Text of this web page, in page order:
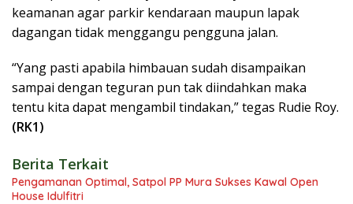
keamanan agar parkir kendaraan maupun lapak
dagangan tidak menggangu pengguna jalan.
“Yang pasti apabila himbauan sudah disampaikan
sampai dengan teguran pun tak diindahkan maka
tentu kita dapat mengambil tindakan,” tegas Rudie Roy.
(RK1)
Berita Terkait
Pengamanan Optimal, Satpol PP Mura Sukses Kawal Open
House Idulfitri